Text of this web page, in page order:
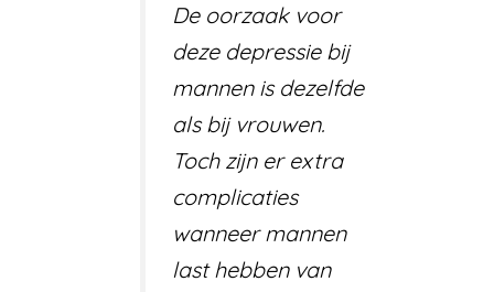
De oorzaak voor
deze depressie bij
mannen is dezelfde
als bij vrouwen.
Toch zijn er extra
complicaties
wanneer mannen
last hebben van